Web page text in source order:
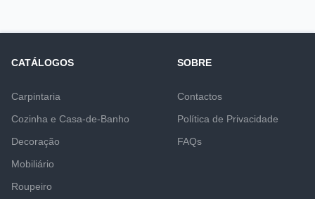
CATÁLOGOS
Carpintaria
Cozinha e Casa-de-Banho
Decoração
Mobiliário
Roupeiro
SOBRE
Contactos
Política de Privacidade
FAQs